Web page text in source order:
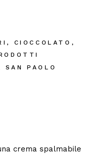
, CIOCCOLATO ,
SAN PAOLO
crema spalmabile